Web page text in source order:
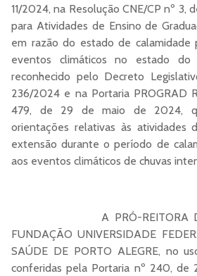
11/2024, na Resolução CNE/CP nº 3,
para Atividades de Ensino de
em razão do estado de calamidade
eventos climáticos no estado do
reconhecido pelo Decreto
236/2024 e na Portaria PROGRAD
479, de 29 de maio de 2024,
orientações relativas às atividades
extensão durante o período de
aos eventos climáticos de chuvas
A PRÓ-REITORA DE
FUNDAÇÃO UNIVERSIDADE
SAÚDE DE PORTO ALEGRE, no
conferidas pela Portaria nº 240, de